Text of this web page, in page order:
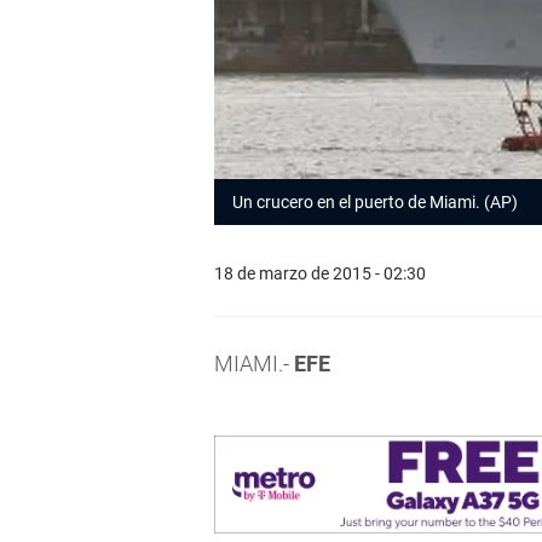
Un crucero en el puerto de Miami. (AP)
18 de marzo de 2015 - 02:30
MIAMI.- EFE